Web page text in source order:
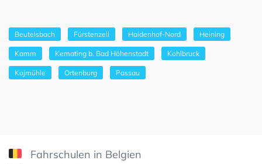
Beutelsbach Fürstenzell Haidenhof-Nord Heining
Kamm Kemating b. Bad Höhenstadt Kohlbruck
Kojmühle Ortenburg Passau
Fahrschulen in Belgien